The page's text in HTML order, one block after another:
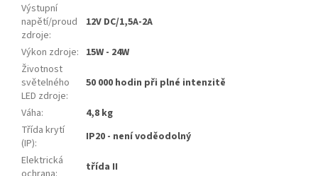
Výstupní
napětí/proud
zdroje:
12V DC/1,5A-2A
Výkon zdroje: 15W - 24W
Životnost
světelného
LED zdroje:
50 000 hodin při plné intenzitě
Váha:
4,8 kg
Třída krytí
(IP):
IP20 - není voděodolný
Elektrická
třída II